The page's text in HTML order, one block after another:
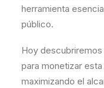
herramienta
público.
Hoy
para monetizar
maximizando el